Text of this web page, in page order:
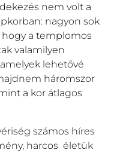
nem volt a
nagyon sok
hogy a templomos
valamilyen
lehetővé
háromszor
a kor átlagos
számos híres
harcos életük